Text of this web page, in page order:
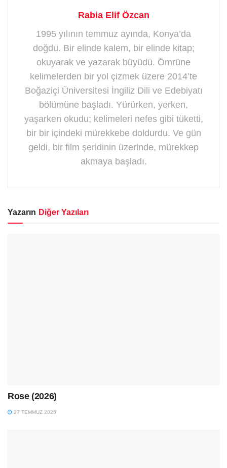
Rabia Elif Özcan
1995 yılının temmuz ayında, Konya’da
doğdu. Bir elinde kalem, bir elinde kitap;
okuyarak ve yazarak büyüdü. Ömrüne
kelimelerden bir yol çizmek üzere 2014’te
Boğaziçi Üniversitesi İngiliz Dili ve Edebiyatı
bölümüne başladı. Yürürken, yerken,
yaşarken okudu; kelimeleri nefes gibi tüketti,
bir bir içindeki mürekkebe doldurdu. Ve gün
geldi, bir film şeridinin üzerinde, mürekkep
akmaya başladı.
Yazarın Diğer Yazıları
Rose (2026)
27 TEMMUZ 2026